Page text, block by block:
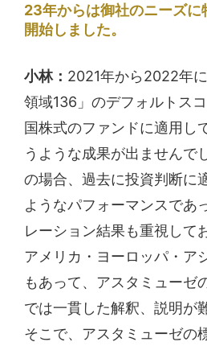
23年からは御社のニーズに
開始しました。
小林： 2021年から2022年
領域136」のデフォルトス
国株式のファンドに適用し
うような成果が出ませんで
の場合、過去に投資判断に
ようなパフォーマンスであ
レーション結果も重視して
アメリカ・ヨーロッパ・ア
もあって、アスタミューゼ
では一貫した解釈、説明が
そこで、アスタミューゼの